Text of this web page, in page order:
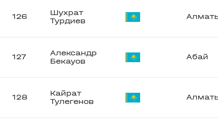
126
Шухрат
Турдиев
127
Александр
Бекауов
Абай
128
Кайрат
Тулегенов